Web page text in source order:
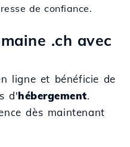
de confiance.
.ch avec
ligne et bénéficie de
d'hébergement.
dès maintenant